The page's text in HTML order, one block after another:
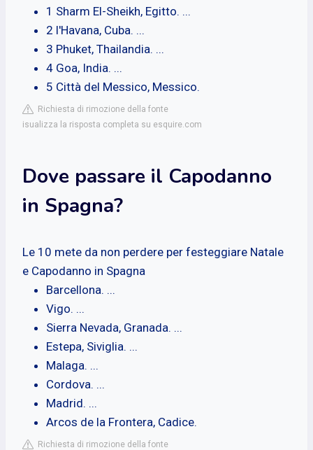
1 Sharm El-Sheikh, Egitto. ...
2 l'Havana, Cuba. ...
3 Phuket, Thailandia. ...
4 Goa, India. ...
5 Città del Messico, Messico.
Richiesta di rimozione della fonte
isualizza la risposta completa su esquire.com
Dove passare il Capodanno
in Spagna?
Le 10 mete da non perdere per festeggiare Natale
e Capodanno in Spagna
Barcellona. ...
Vigo. ...
Sierra Nevada, Granada. ...
Estepa, Siviglia. ...
Malaga. ...
Cordova. ...
Madrid. ...
Arcos de la Frontera, Cadice.
Richiesta di rimozione della fonte